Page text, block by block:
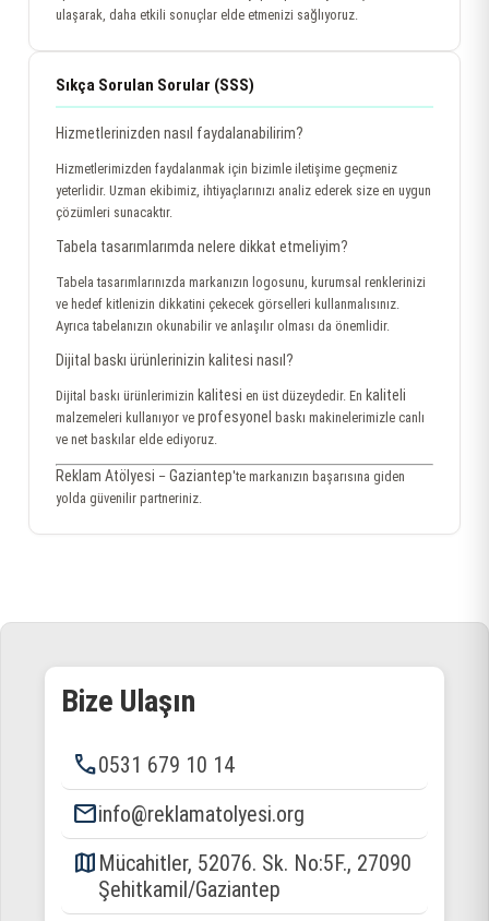
ulaşarak, daha etkili sonuçlar elde etmenizi sağlıyoruz.
Sıkça Sorulan Sorular (SSS)
Hizmetlerinizden nasıl faydalanabilirim?
Hizmetlerimizden faydalanmak için bizimle iletişime geçmeniz
yeterlidir. Uzman ekibimiz, ihtiyaçlarınızı analiz ederek size en uygun
çözümleri sunacaktır.
Tabela tasarımlarımda nelere dikkat etmeliyim?
Tabela tasarımlarınızda markanızın logosunu, kurumsal renklerinizi
ve hedef kitlenizin dikkatini çekecek görselleri kullanmalısınız.
Ayrıca tabelanızın okunabilir ve anlaşılır olması da önemlidir.
Dijital baskı ürünlerinizin kalitesi nasıl?
Dijital baskı ürünlerimizin kalitesi en üst düzeydedir. En kaliteli
malzemeleri kullanıyor ve profesyonel baskı makinelerimizle canlı
ve net baskılar elde ediyoruz.
Reklam Atölyesi – Gaziantep'te markanızın başarısına giden
yolda güvenilir partneriniz.
Bize Ulaşın
phone0531 679 10 14
emailinfo@reklamatolyesi.org
map Mücahitler, 52076. Sk. No:5F., 27090
Şehitkamil/Gaziantep